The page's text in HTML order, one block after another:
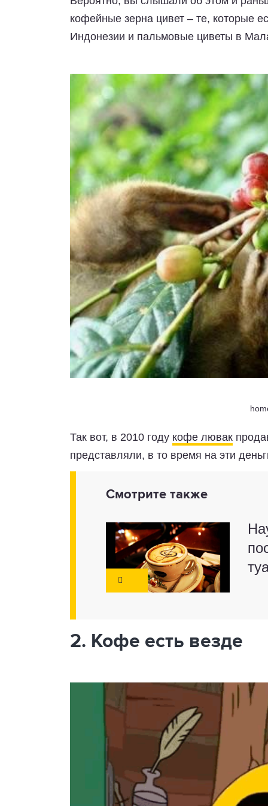
кофейные зерна цивет – те, которые
Индонезии и пальмовые циветы в
Так вот, в 2010 году кофе лювак
представляли, в то время на эти
Смотрите также
2. Кофе есть везде